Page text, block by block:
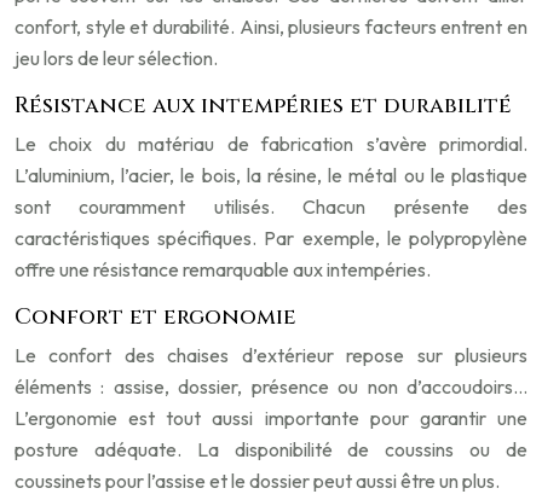
confort, style et durabilité. Ainsi, plusieurs facteurs entrent en
jeu lors de leur sélection.
Résistance aux intempéries et durabilité
Le choix du matériau de fabrication s’avère primordial.
L’aluminium, l’acier, le bois, la résine, le métal ou le plastique
sont couramment utilisés. Chacun présente des
caractéristiques spécifiques. Par exemple, le polypropylène
offre une résistance remarquable aux intempéries.
Confort et ergonomie
Le confort des chaises d’extérieur repose sur plusieurs
éléments : assise, dossier, présence ou non d’accoudoirs…
L’ergonomie est tout aussi importante pour garantir une
posture adéquate. La disponibilité de coussins ou de
coussinets pour l’assise et le dossier peut aussi être un plus.